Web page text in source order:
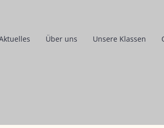
Über uns Unsere Klassen